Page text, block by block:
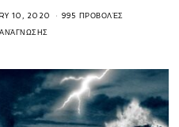
10, 2020 995 ΠΡΟΒΟΛΈΣ